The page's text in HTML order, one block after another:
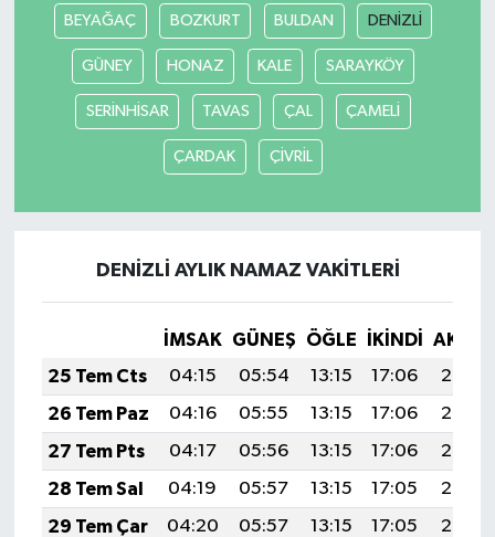
BEYAĞAÇ BOZKURT BULDAN DENİZLİ
GÜNEY HONAZ KALE SARAYKÖY
SERİNHİSAR TAVAS ÇAL ÇAMELİ
ÇARDAK ÇİVRİL
DENİZLİ AYLIK NAMAZ VAKITLERI
İMSAK GÜNEŞ ÖĞLE İKINDI
25 Tem Cts
04:15 05:54 13:15 17:06
20:26
26 Tem Paz
04:16 05:55 13:15 17:06
20:26
27 Tem Pts
04:17 05:56 13:15 17:06
20:25
28 Tem Sal
04:19 05:57 13:15 17:05
20:24
29 Tem Çar
04:20 05:57 13:15 17:05
20:23